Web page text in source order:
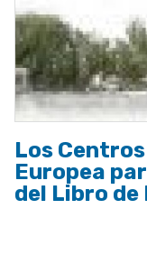
Los
Europea
del Libro de